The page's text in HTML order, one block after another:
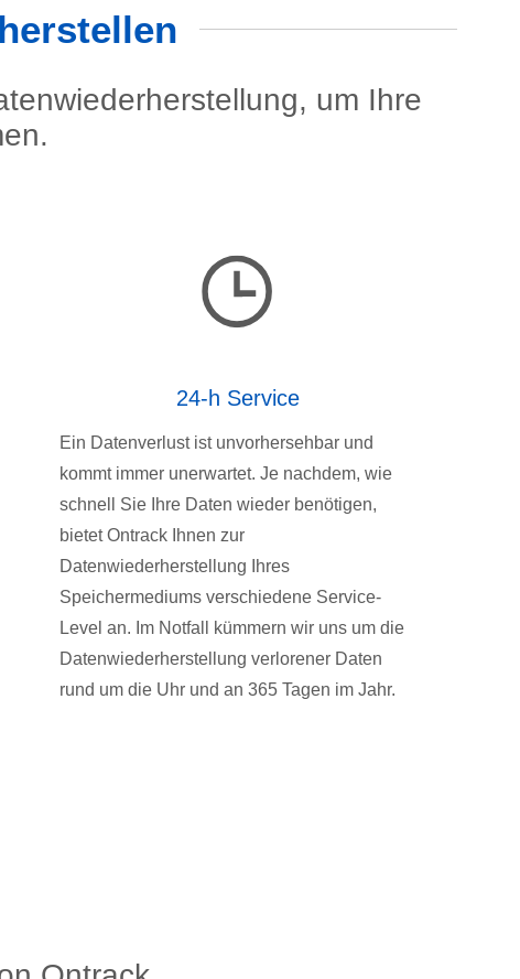
um Ihre
24-h Service
Ein Datenverlust ist unvorhersehbar und
kommt immer unerwartet. Je nachdem, wie
schnell Sie Ihre Daten wieder benötigen,
bietet Ontrack Ihnen zur
Datenwiederherstellung Ihres
Speichermediums verschiedene Service-
Level an. Im Notfall kümmern wir uns um die
Datenwiederherstellung verlorener Daten
rund um die Uhr und an 365 Tagen im Jahr.